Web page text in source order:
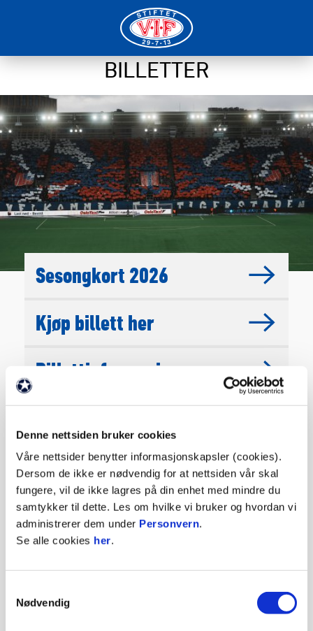
Denne nettsiden bruker cookies
Våre nettsider benytter informasjonskapsler (cookies).
Dersom de ikke er nødvendig for at nettsiden vår skal
fungere, vil de ikke lagres på din enhet med mindre du
samtykker til dette. Les om hvilke vi bruker og hvordan vi
administrerer dem under Personvern.
Se alle cookies her.
Nødvendig
BILLETTER
Sesongkort 2026
Kjøp billett her
Billettinformasjon
Vålerengas bortekamper i
2026
Bortesupportere